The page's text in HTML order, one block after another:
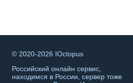
© 2020-2026 IOctopus
Российский онлайн сервис,
находимся в России, сервер тоже